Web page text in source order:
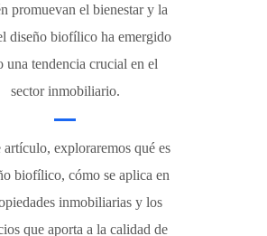
promuevan el bienestar y la
diseño biofílico ha emergido
una tendencia crucial en el
sector inmobiliario.
artículo, exploraremos qué es
biofílico, cómo se aplica en
inmobiliarias y los
que aporta a la calidad de